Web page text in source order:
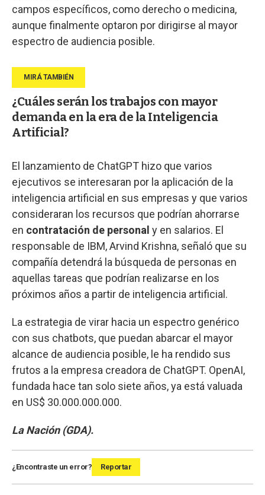
campos específicos, como derecho o medicina,
aunque finalmente optaron por dirigirse al mayor
espectro de audiencia posible.
¿Cuáles serán los trabajos con mayor
demanda en la era de la Inteligencia
Artificial?
El lanzamiento de ChatGPT hizo que varios
ejecutivos se interesaran por la aplicación de la
inteligencia artificial en sus empresas y que varios
consideraran los recursos que podrían ahorrarse
en contratación de personal y en salarios. El
responsable de IBM, Arvind Krishna, señaló que su
compañía detendrá la búsqueda de personas en
aquellas tareas que podrían realizarse en los
próximos años a partir de inteligencia artificial.
La estrategia de virar hacia un espectro genérico
con sus chatbots, que puedan abarcar el mayor
alcance de audiencia posible, le ha rendido sus
frutos a la empresa creadora de ChatGPT. OpenAI,
fundada hace tan solo siete años, ya está valuada
en US$ 30.000.000.000.
La Nación (GDA).
¿Encontraste un error? Reportar